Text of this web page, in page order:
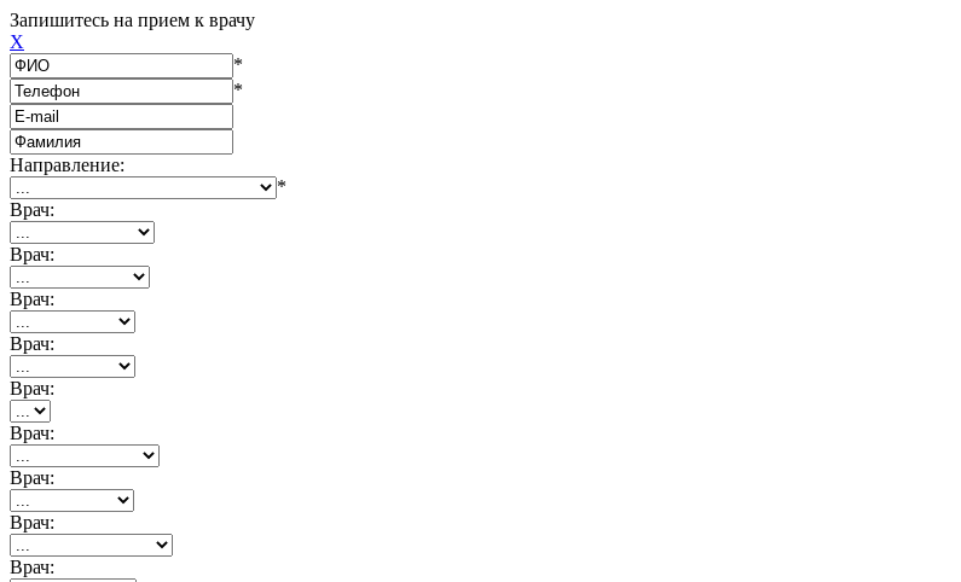
Запишитесь на прием к врачу
X
*
*
Направление:
*
Врач:
Врач:
Врач:
Врач:
Врач:
Врач:
Врач:
Врач:
Врач: